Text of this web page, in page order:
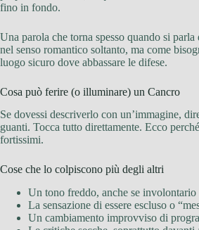
fino in fondo.
Una parola che torna spesso quando si parla
nel senso romantico soltanto, ma come
luogo sicuro dove abbassare le difese.
Cosa può ferire (o illuminare) un Cancro
Se dovessi descriverlo con un’immagine,
guanti. Tocca tutto direttamente. Ecco
fortissimi.
Cose che lo colpiscono più degli altri
Un tono freddo, anche se involontario
La sensazione di essere escluso o
Un cambiamento improvviso di